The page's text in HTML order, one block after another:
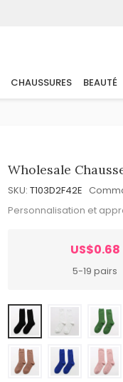
CHAUSSURES BEAUTÉ
Wholesale
SKU: T103D2F42E
Personnalisation et
US$0.68
5-19 pairs